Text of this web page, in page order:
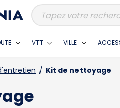
VTT VILLE
/ Kit de nettoyage